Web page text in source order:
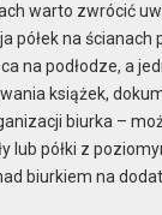
warto zwrócić
półek na ścianach
na podłodze, a
książek,
biurka –
lub półki z
biurkiem na